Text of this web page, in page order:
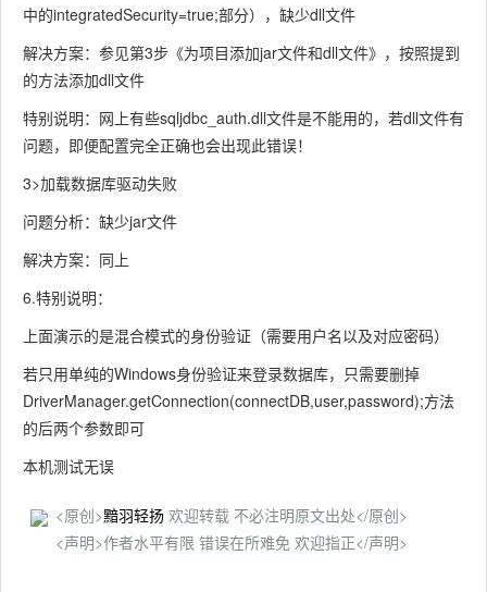
中的integratedSecurity=true;部分），缺少dll文件
解决方案：参见第3步《为项目添加jar文件和dll文件》，按照提到
的方法添加dll文件
特别说明：网上有些sqljdbc_auth.dll文件是不能用的，若dll文件有
问题，即便配置完全正确也会出现此错误！
3>加载数据库驱动失败
问题分析：缺少jar文件
解决方案：同上
6.特别说明：
上面演示的是混合模式的身份验证（需要用户名以及对应密码）
若只用单纯的Windows身份验证来登录数据库，只需要删掉
DriverManager.getConnection(connectDB,user,password);方法
的后两个参数即可
本机测试无误
<原创>黯羽轻扬 欢迎转载 不必注明原文出处</原创>
<声明>作者水平有限 错误在所难免 欢迎指正</声明>